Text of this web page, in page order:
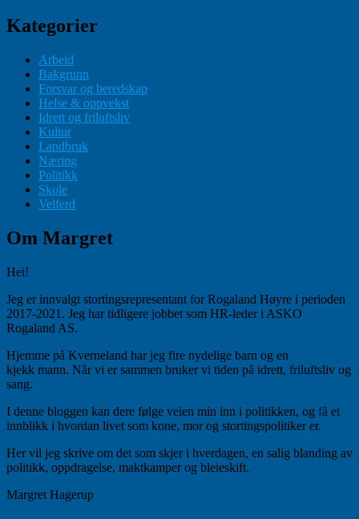
Kategorier
Arbeid
Bakgrunn
Forsvar og beredskap
Helse & oppvekst
Idrett og friluftsliv
Kultur
Landbruk
Næring
Politikk
Skole
Velferd
Om Margret
Hei!
Jeg er innvalgt stortingsrepresentant for Rogaland Høyre i perioden
2017-2021. Jeg har tidligere jobbet som HR-leder i ASKO
Rogaland AS.
Hjemme på Kverneland har jeg fire nydelige barn og en
kjekk mann. Når vi er sammen bruker vi tiden på idrett, friluftsliv og
sang.
I denne bloggen kan dere følge veien min inn i politikken, og få et
innblikk i hvordan livet som kone, mor og stortingspolitiker er.
Her vil jeg skrive om det som skjer i hverdagen, en salig blanding av
politikk, oppdragelse, maktkamper og bleieskift.
Margret Hagerup